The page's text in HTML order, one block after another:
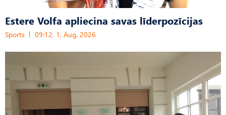
Estere Volfa apliecina savas līderpozīcijas
Sports 09:12, 1. Aug, 2026